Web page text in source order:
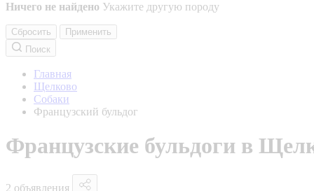
Ничего не найдено Укажите другую породу
Сбросить
Применить
Поиск
Главная
Щелково
Собаки
Французский бульдог
Французские бульдоги в
2 объявления